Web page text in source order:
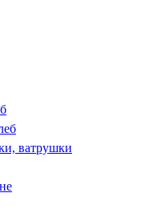
ватрушки